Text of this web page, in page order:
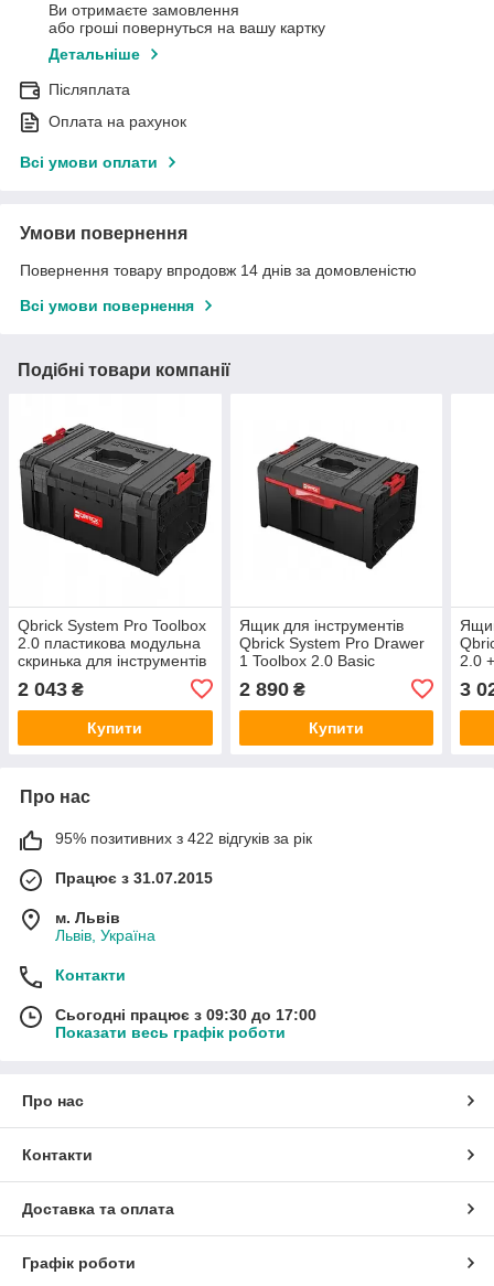
Ви отримаєте замовлення
або гроші повернуться на вашу картку
Детальніше
Післяплата
Оплата на рахунок
Всі умови оплати
Умови повернення
Повернення товару впродовж 14 днів за домовленістю
Всі умови повернення
Подібні товари компанії
Qbrick System Pro Toolbox
2.0 пластикова модульна
скринька для інструментів
2 043 ₴
Купити
Ящик для інструментів
Qbrick System Pro Drawer
1 Toolbox 2.0 Basic
2 890₴
Купити
2.0
3
Про нас
95% позитивних з 422 відгуків за рік
Працює з 31.07.2015
м. Львів
Львів, Україна
Контакти
Сьогодні працює з 09:30 до 17:00
Показати весь графік роботи
Про нас
Контакти
Доставка та оплата
Графік роботи